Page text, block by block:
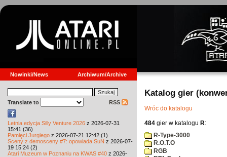
Nowinki/News Archiwum/Archive
Translate to RSS
Letnia edycja Silly Venture 2026 z 2026-07-31
15:41 (36)
Pamięci Jurgiego z 2026-07-21 12:42 (1)
Sceny z demosceny #7: opowiada SuN z 2026-07-
19 15:24 (2)
Atari Muzeum w Poznaniu na KWAS #40 z 2026-
Katalog gier
Wróc do katalogu
484 gier w katalogu R:
R-Type-3000
R.O.T.O
RGB